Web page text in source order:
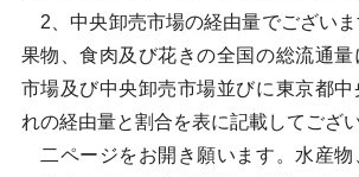
2、中央卸売市場の経由量でござい
果物、食肉及び花きの全国の総流通
市場及び中央卸売市場並びに東京都
れの経由量と割合を表に記載してござい
二ページをお開き願います。水産物